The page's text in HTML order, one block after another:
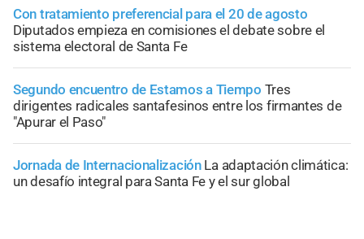
Con tratamiento preferencial para el 20 de agosto
Diputados empieza en comisiones el debate sobre el
sistema electoral de Santa Fe
Segundo encuentro de Estamos a Tiempo Tres
dirigentes radicales santafesinos entre los firmantes de
"Apurar el Paso"
Jornada de Internacionalización La adaptación climática:
un desafío integral para Santa Fe y el sur global